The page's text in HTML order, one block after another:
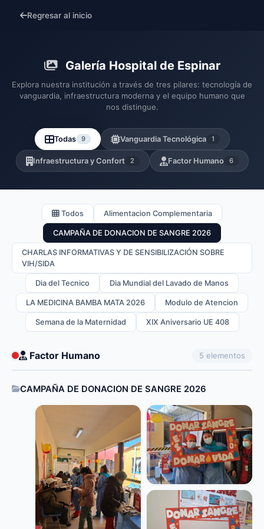
Regresar al inicio
Galería Hospital de Espinar
Explora nuestra institución a través de tres pilares: tecnología de
vanguardia, infraestructura moderna y el equipo humano que
nos distingue.
Todas 9 Vanguardia Tecnológica 1
Infraestructura y Confort 2 Factor Humano 6
Todos Alimentacion Complementaria
CAMPAÑA DE DONACION DE SANGRE 2026
CHARLAS INFORMATIVAS Y DE SENSIBILIZACIÓN SOBRE
VIH/SIDA
Dia del Tecnico Dia Mundial del Lavado de Manos
LA MEDICINA BAMBA MATA 2026 Modulo de Atencion
Semana de la Maternidad XIX Aniversario UE 408
Factor Humano 5 elementos
CAMPAÑA DE DONACION DE SANGRE 2026